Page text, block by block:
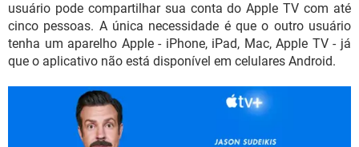
usuário pode compartilhar sua conta do Apple TV com até
cinco pessoas. A única necessidade é que o outro usuário
tenha um aparelho Apple - iPhone, iPad, Mac, Apple TV - já
que o aplicativo não está disponível em celulares Android.